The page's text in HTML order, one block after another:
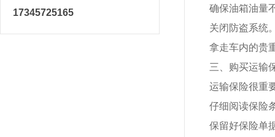
17345725165
确保油箱油量
关闭防盗系统
拿走车内的贵
三、购买运输
运输保险很重
仔细阅读保险
保留好保险单